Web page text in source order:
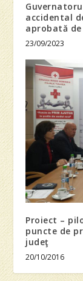
accidental
aprobată de
23/09/2023
Proiect –
puncte de
judeţ
20/10/2016